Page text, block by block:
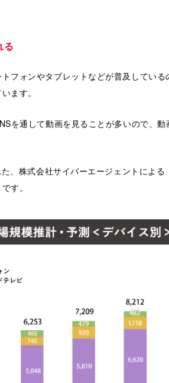
る
フォンやタブレットなどが普及してい
ます。
を通して動画を見ることが多いので、
、株式会社サイバーエージェントによ
す。